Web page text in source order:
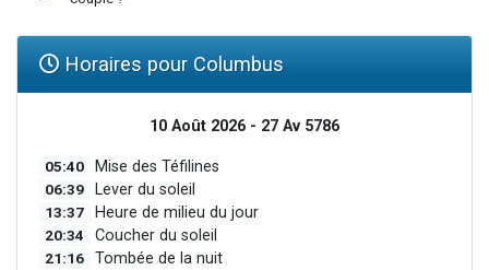
Horaires pour Columbus
10 Août 2026 - 27 Av 5786
05:40 Mise des Téfilines
06:39 Lever du soleil
13:37 Heure de milieu du jour
20:34 Coucher du soleil
21:16 Tombée de la nuit